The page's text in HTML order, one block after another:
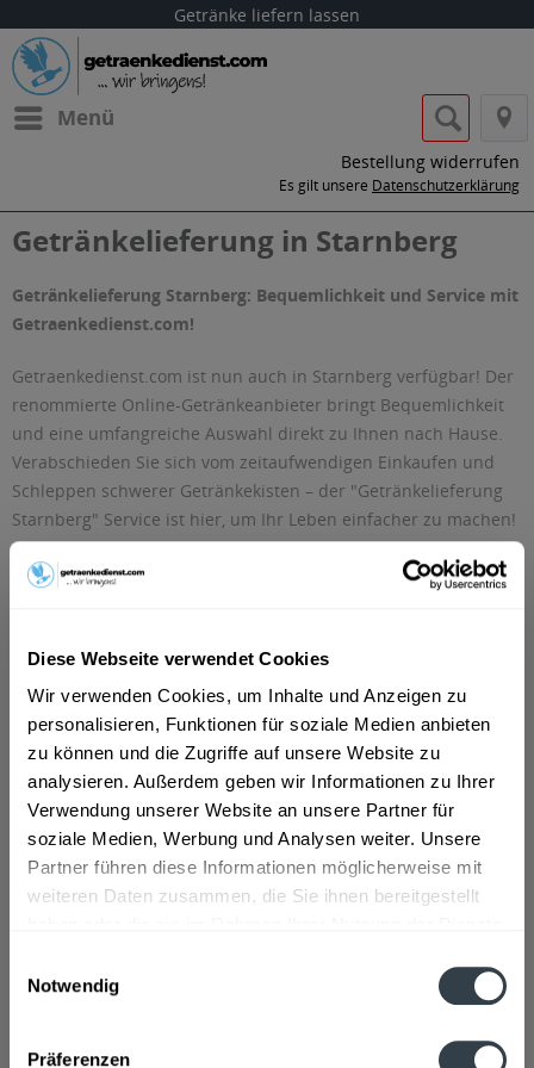
Diese Webseite verwendet Cookies
Wir verwenden Cookies, um Inhalte und Anzeigen zu
personalisieren, Funktionen für soziale Medien anbieten
zu können und die Zugriffe auf unsere Website zu
analysieren. Außerdem geben wir Informationen zu Ihrer
Verwendung unserer Website an unsere Partner für
soziale Medien, Werbung und Analysen weiter. Unsere
Partner führen diese Informationen möglicherweise mit
weiteren Daten zusammen, die Sie ihnen bereitgestellt
Notwendig
Präferenzen
Getränke liefern lassen
Menü
Bestellung widerrufen
Es gilt unsere Datenschutzerklärung
Getränkelieferung in Starnberg
Getränkelieferung Starnberg: Bequemlichkeit und Service mit
Getraenkedienst.com!
Getraenkedienst.com ist nun auch in Starnberg verfügbar! Der
renommierte Online-Getränkeanbieter bringt Bequemlichkeit
und eine umfangreiche Auswahl direkt zu Ihnen nach Hause.
Verabschieden Sie sich vom zeitaufwendigen Einkaufen und
Schleppen schwerer Getränkekisten – der "Getränkelieferung
Starnberg" Service ist hier, um Ihr Leben einfacher zu machen!
Getraenkedienst Starnberg: Ihre erste Wahl
Getraenkedienst.com hat es sich zur Mission gemacht, Qualität
und Bequemlichkeit zu kombinieren. Mit dem "Online Getränke
bestellen Starnberg"-Service können Sie aus einer Vielzahl von
Getränken wählen und sie direkt zu Ihrer Haustür liefern
lassen.
Die Vorteile von Getraenkedienst Starnberg
Vielfältige Auswahl: Wählen Sie aus einem umfangreichen
Angebot an Getränken - von Softdrinks über Säfte bis hin zu
Dank der effizienten "Getränkelieferung
Starnberg"-Services erhalten Sie Ihre Bestellung schnell und